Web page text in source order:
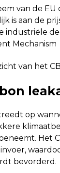
van de
is aan de
industriële
Mechanism
van het
op
Het
bevorderd.